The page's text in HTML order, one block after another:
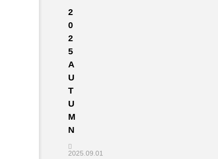
2
0
2
5
A
U
T
U
M
N
2025.09.01